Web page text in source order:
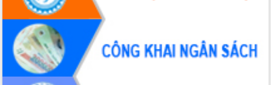
Chuyển đổi số thư viện: Mở rộng
không gian tri thức trong thời đại số
Đánh giá, rút kinh nghiệm công tác tổ
chức diễn tập trước ngày bầu cử
Chương trình “Gặp gỡ hữu nghị –
Friendship Meeting New Year 2026”